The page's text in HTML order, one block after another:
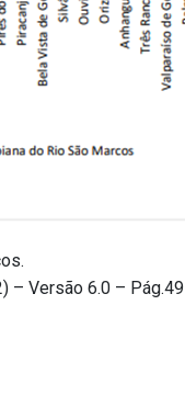
– Versão 6.0 – Pág.49